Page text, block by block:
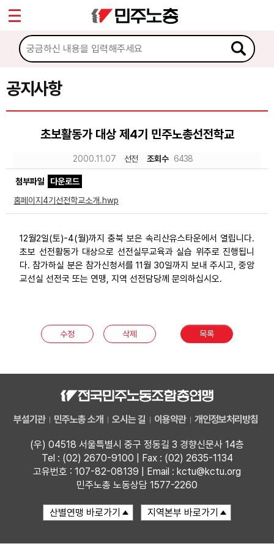
공지사항
초보활동가 대상 제4기 민주노총선전학교
2000.11.07 선전 조회수 6438
첨부파일
다운로드
홈페이지4기선전학교소개.hwp
12월2일(토)-4(월)까지 충북 보은 속리산유스타운에서 열립니다.
초보 선전활동가 대상으로 선전실무교육과 실습 위주로 진행됩니
다. 참가하실 분은 참가신청서를 11월 30일까지 보내 주시고, 중앙
교선실 선전국 또는 연맹, 지역 선전담당께 문의하십시오.
수정 삭제 목록
부설기관 민주노총 소개 오시는 길 이용약관 개인정보처리방침
(우) 04518 서울특별시 중구 정동길 3 경향신문사 14층
Tel : (02) 2670-9100 | Fax : (02) 2635-1134
고유번호 : 107-82-08139 | Email : kctu@kctu.org
민주노총 노동상담 1577-2260
마이페이지
소개
소식
공지사항
성명·보도
노동상담
부설기관
Sketchbook5, 스케치북5
Sketchbook5, 스케치북5